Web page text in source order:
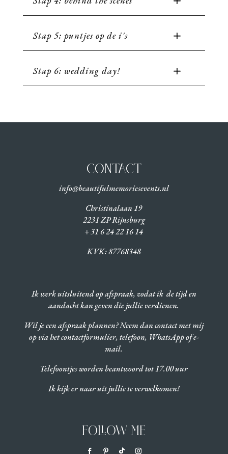
Stap 5: puntjes op de i's
Stap 6: wedding day!
CONTACT
info@beautifulmemoriesevents.nl
Christinalaan 19
2231 ZP Rijnsburg
+ 31 6 24 22 16 14
KVK:87768348
Ik werk uitsluitend op afspraak, zodat ik de tijd en
aandacht kan geven die jullie verdienen.
Wil je een afspraak plannen? Neem dan contact met mij
op via het contactformulier, telefoon, WhatsApp of e-
mail.
Telefoontjes worden beantwoord tot 17.00 uur
Ik kijk er naar uit jullie te verwelkomen!
FOLLOW ME